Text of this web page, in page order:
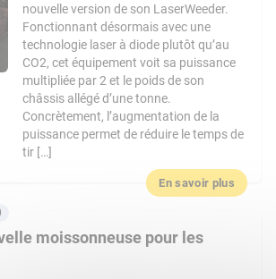
nouvelle version de son LaserWeeder.
Fonctionnant désormais avec une
technologie laser à diode plutôt qu’au
CO2, cet équipement voit sa puissance
multipliée par 2 et le poids de son
châssis allégé d’une tonne.
Concrètement, l’augmentation de la
puissance permet de réduire le temps de
tir […]
En savoir plus
moissonneuse pour les